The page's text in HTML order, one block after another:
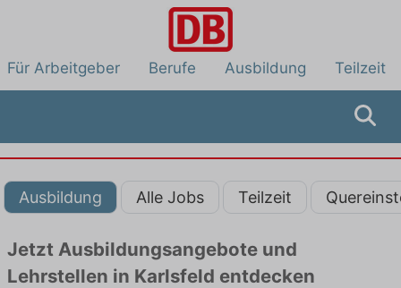
Für Arbeitgeber Berufe Ausbildung Teilzeit
Ausbildung Alle Jobs Teilzeit
Jetzt Ausbildungsangebote und
Lehrstellen in Karlsfeld entdecken